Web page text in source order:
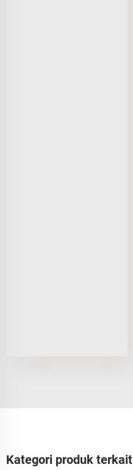
Kategori produk terkait